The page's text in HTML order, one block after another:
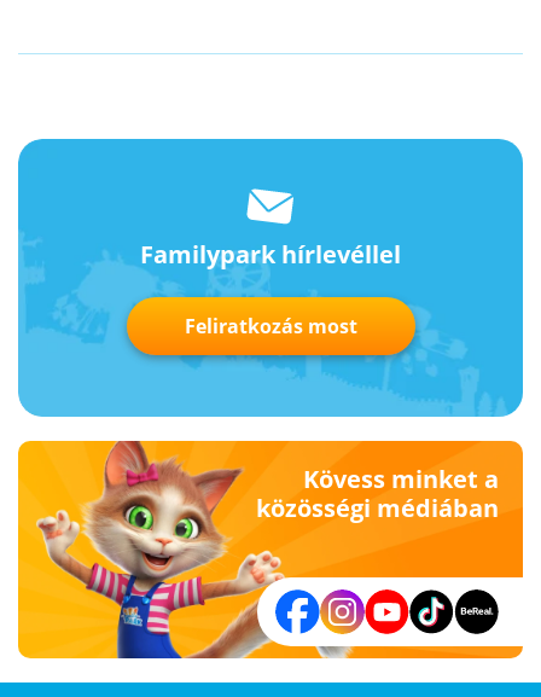
Familypark hírlevéllel
Feliratkozás most
Kövess minket a
közösségi médiában